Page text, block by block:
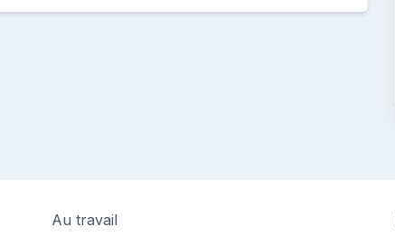
Au travail